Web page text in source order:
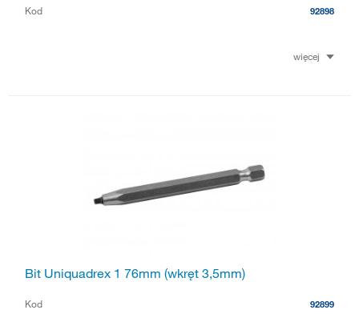
Kod 92898
więcej
Bit Uniquadrex 1 76mm (wkręt 3,5mm)
Kod 92899